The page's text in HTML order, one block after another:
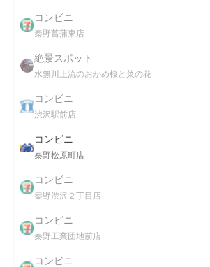
コンビニ
秦野菖蒲東店
絶景スポット
水無川上流のおかめ桜と菜の花
コンビニ
渋沢駅前店
コンビニ
秦野松原町店
コンビニ
秦野渋沢２丁目店
コンビニ
秦野工業団地前店
コンビニ